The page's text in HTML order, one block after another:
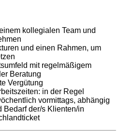
kollegialen Team und
und einen Rahmen, um
mit regelmäßigem
Beratung
Vergütung
in der Regel
vormittags, abhängig
Bedarf der/s Klienten/in